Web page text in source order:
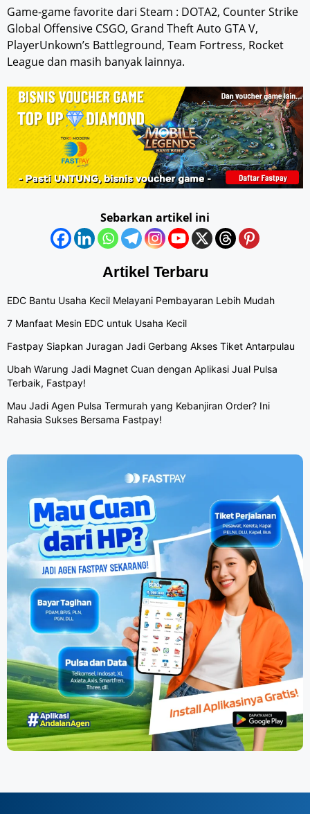
Game-game favorite dari Steam : DOTA2, Counter Strike
Global Offensive CSGO, Grand Theft Auto GTA V,
PlayerUnkown’s Battleground, Team Fortress, Rocket
League dan masih banyak lainnya.
Sebarkan artikel ini
Artikel Terbaru
EDC Bantu Usaha Kecil Melayani Pembayaran Lebih Mudah
7 Manfaat Mesin EDC untuk Usaha Kecil
Fastpay Siapkan Juragan Jadi Gerbang Akses Tiket Antarpulau
Ubah Warung Jadi Magnet Cuan dengan Aplikasi Jual Pulsa
Terbaik, Fastpay!
Mau Jadi Agen Pulsa Termurah yang Kebanjiran Order? Ini
Rahasia Sukses Bersama Fastpay!